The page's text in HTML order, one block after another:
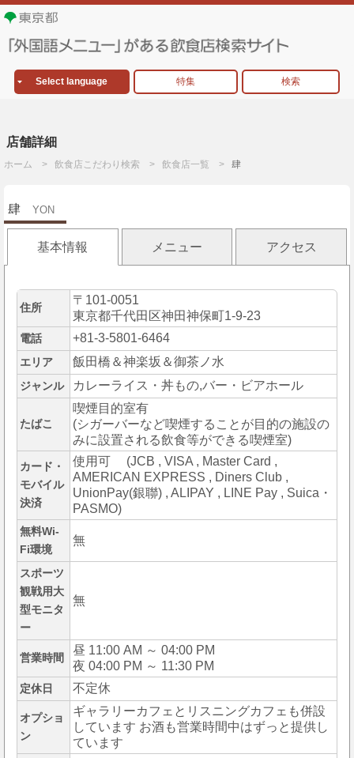
Select language 特集 検索
店舗詳細
ホーム 飲食店こだわり検索 飲食店一覧 肆
肆 YON
基本情報 メニュー アクセス
住所
〒101-0051
東京都千代田区神田神保町1-9-23
電話 +81-3-5801-6464
エリア 飯田橋＆神楽坂＆御茶ノ水
ジャンル カレーライス・丼もの,バー・ビアホール
たばこ
喫煙目的室有
(シガーバーなど喫煙することが目的の施設の
みに設置される飲食等ができる喫煙室)
カード・
モバイル
決済
使用可 (JCB , VISA , Master Card ,
AMERICAN EXPRESS , Diners Club ,
UnionPay(銀聯) , ALIPAY , LINE Pay , Suica・
PASMO)
無料Wi-
Fi環境
無
スポーツ
観戦用大
型モニタ
ー
無
営業時間
昼 11:00 AM ～ 04:00 PM
夜 04:00 PM ～ 11:30 PM
定休日 不定休
オプショ
ン
ギャラリーカフェとリスニングカフェも併設
しています お酒も営業時間中はずっと提供し
ています